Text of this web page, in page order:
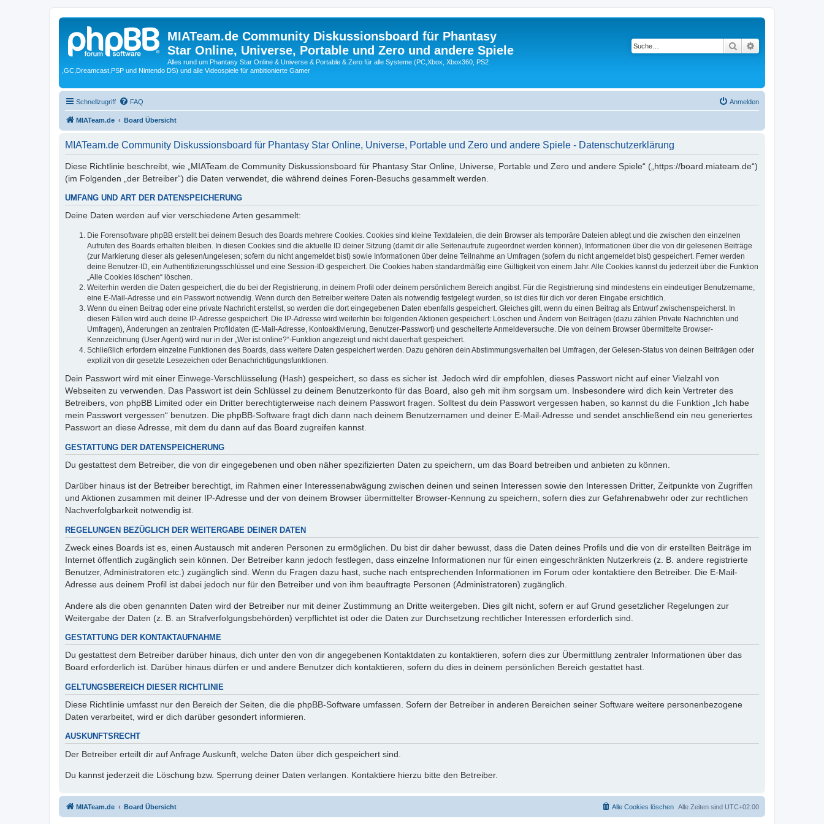
MIATeam.de Community Diskussionsboard für Phantasy
Star Online, Universe, Portable und Zero und andere Spiele
Alles rund um Phantasy Star Online & Universe & Portable & Zero für alle Systeme (PC,Xbox, Xbox360, PS2
,GC,Dreamcast,PSP und Nintendo DS) und alle Videospiele für ambitionierte Gamer
Suche
Schnellzugriff FAQ Anmelden
MIATeam.de Board Übersicht
MIATeam.de Community Diskussionsboard für Phantasy Star Online, Universe, Portable und Zero und andere Spiele - Datenschutzerklärung
Diese Richtlinie beschreibt, wie „MIATeam.de Community Diskussionsboard für Phantasy Star Online, Universe, Portable und Zero und andere Spiele“ („https://board.miateam.de“)
(im Folgenden „der Betreiber“) die Daten verwendet, die während deines Foren-Besuchs gesammelt werden.
UMFANG UND ART DER DATENSPEICHERUNG
Deine Daten werden auf vier verschiedene Arten gesammelt:
Die Forensoftware phpBB erstellt bei deinem Besuch des Boards mehrere Cookies. Cookies sind kleine Textdateien, die dein Browser als temporäre Dateien ablegt und die zwischen den einzelnen
Aufrufen des Boards erhalten bleiben. In diesen Cookies sind die aktuelle ID deiner Sitzung (damit dir alle Seitenaufrufe zugeordnet werden können), Informationen über die von dir gelesenen Beiträge
(zur Markierung dieser als gelesen/ungelesen; sofern du nicht angemeldet bist) sowie Informationen über deine Teilnahme an Umfragen (sofern du nicht angemeldet bist) gespeichert. Ferner werden
deine Benutzer-ID, ein Authentifizierungsschlüssel und eine Session-ID gespeichert. Die Cookies haben standardmäßig eine Gültigkeit von einem Jahr. Alle Cookies kannst du jederzeit über die Funktion
„Alle Cookies löschen“ löschen.
Weiterhin werden die Daten gespeichert, die du bei der Registrierung, in deinem Profil oder deinem persönlichem Bereich angibst. Für die Registrierung sind mindestens ein eindeutiger Benutzername,
eine E-Mail-Adresse und ein Passwort notwendig. Wenn durch den Betreiber weitere Daten als notwendig festgelegt wurden, so ist dies für dich vor deren Eingabe ersichtlich.
Wenn du einen Beitrag oder eine private Nachricht erstellst, so werden die dort eingegebenen Daten ebenfalls gespeichert. Gleiches gilt, wenn du einen Beitrag als Entwurf zwischenspeicherst. In
diesen Fällen wird auch deine IP-Adresse gespeichert. Die IP-Adresse wird weiterhin bei folgenden Aktionen gespeichert: Löschen und Ändern von Beiträgen (dazu zählen Private Nachrichten und
Umfragen), Änderungen an zentralen Profildaten (E-Mail-Adresse, Kontoaktivierung, Benutzer-Passwort) und gescheiterte Anmeldeversuche. Die von deinem Browser übermittelte Browser-
Kennzeichnung (User Agent) wird nur in der „Wer ist online?“-Funktion angezeigt und nicht dauerhaft gespeichert.
Schließlich erfordern einzelne Funktionen des Boards, dass weitere Daten gespeichert werden. Dazu gehören dein Abstimmungsverhalten bei Umfragen, der Gelesen-Status von deinen Beiträgen oder
explizit von dir gesetzte Lesezeichen oder Benachrichtigungsfunktionen.
Dein Passwort wird mit einer Einwege-Verschlüsselung (Hash) gespeichert, so dass es sicher ist. Jedoch wird dir empfohlen, dieses Passwort nicht auf einer Vielzahl von
Webseiten zu verwenden. Das Passwort ist dein Schlüssel zu deinem Benutzerkonto für das Board, also geh mit ihm sorgsam um. Insbesondere wird dich kein Vertreter des
Betreibers, von phpBB Limited oder ein Dritter berechtigterweise nach deinem Passwort fragen. Solltest du dein Passwort vergessen haben, so kannst du die Funktion „Ich habe
mein Passwort vergessen“ benutzen. Die phpBB-Software fragt dich dann nach deinem Benutzernamen und deiner E-Mail-Adresse und sendet anschließend ein neu generiertes
Passwort an diese Adresse, mit dem du dann auf das Board zugreifen kannst.
GESTATTUNG DER DATENSPEICHERUNG
Du gestattest dem Betreiber, die von dir eingegebenen und oben näher spezifizierten Daten zu speichern, um das Board betreiben und anbieten zu können.
Darüber hinaus ist der Betreiber berechtigt, im Rahmen einer Interessenabwägung zwischen deinen und seinen Interessen sowie den Interessen Dritter, Zeitpunkte von Zugriffen
und Aktionen zusammen mit deiner IP-Adresse und der von deinem Browser übermittelter Browser-Kennung zu speichern, sofern dies zur Gefahrenabwehr oder zur rechtlichen
Nachverfolgbarkeit notwendig ist.
REGELUNGEN BEZÜGLICH DER WEITERGABE DEINER DATEN
Zweck eines Boards ist es, einen Austausch mit anderen Personen zu ermöglichen. Du bist dir daher bewusst, dass die Daten deines Profils und die von dir erstellten Beiträge im
Internet öffentlich zugänglich sein können. Der Betreiber kann jedoch festlegen, dass einzelne Informationen nur für einen eingeschränkten Nutzerkreis (z. B. andere registrierte
Benutzer, Administratoren etc.) zugänglich sind. Wenn du Fragen dazu hast, suche nach entsprechenden Informationen im Forum oder kontaktiere den Betreiber. Die E-Mail-
Adresse aus deinem Profil ist dabei jedoch nur für den Betreiber und von ihm beauftragte Personen (Administratoren) zugänglich.
Andere als die oben genannten Daten wird der Betreiber nur mit deiner Zustimmung an Dritte weitergeben. Dies gilt nicht, sofern er auf Grund gesetzlicher Regelungen zur
Weitergabe der Daten (z. B. an Strafverfolgungsbehörden) verpflichtet ist oder die Daten zur Durchsetzung rechtlicher Interessen erforderlich sind.
GESTATTUNG DER KONTAKTAUFNAHME
Du gestattest dem Betreiber darüber hinaus, dich unter den von dir angegebenen Kontaktdaten zu kontaktieren, sofern dies zur Übermittlung zentraler Informationen über das
Board erforderlich ist. Darüber hinaus dürfen er und andere Benutzer dich kontaktieren, sofern du dies in deinem persönlichen Bereich gestattet hast.
GELTUNGSBEREICH DIESER RICHTLINIE
Diese Richtlinie umfasst nur den Bereich der Seiten, die die phpBB-Software umfassen. Sofern der Betreiber in anderen Bereichen seiner Software weitere personenbezogene
Daten verarbeitet, wird er dich darüber gesondert informieren.
AUSKUNFTSRECHT
Der Betreiber erteilt dir auf Anfrage Auskunft, welche Daten über dich gespeichert sind.
Du kannst jederzeit die Löschung bzw. Sperrung deiner Daten verlangen. Kontaktiere hierzu bitte den Betreiber.
MIATeam.de Board Übersicht Alle Zeiten sind UTC+02:00
Alle Cookies löschen